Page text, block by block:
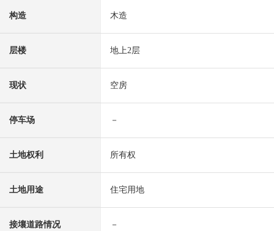
构造 木造
层楼 地上2层
现状 空房
停车场 －
土地权利 所有权
土地用途 住宅用地
接壤道路情况 －